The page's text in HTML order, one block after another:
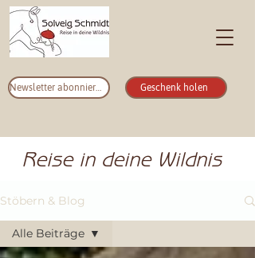
Newsletter abonnieren Geschenk holen
Reise in deine Wildnis
Stöbern & Blog
Alle Beiträge